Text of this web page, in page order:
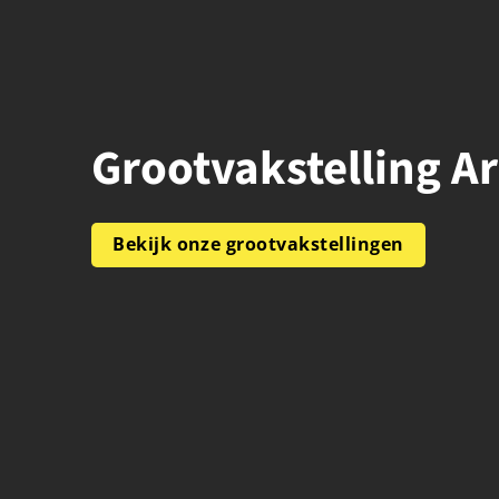
Grootvakstelling
Bekijk onze grootvakstellingen